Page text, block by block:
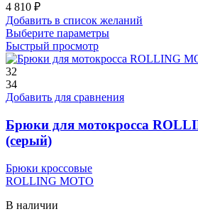
4 810 ₽
Добавить в список желаний
Выберите параметрыЭтот
имеет
Опции
выбрать
на
Быстрый просмотр
32
34
Добавить для сравнения
Брюки для мотокросса
(серый)
Брюки кроссовые
ROLLING MOTO
В наличии